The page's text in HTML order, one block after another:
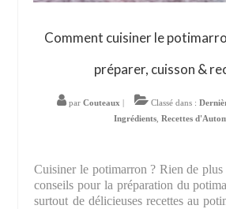
Comment cuisiner le
préparer, cuisson &
par Couteaux Classé dans :
Ingrédients, Recettes
Cuisiner le potimarron ? Rien de
conseils pour la préparation du
surtout de délicieuses recettes au